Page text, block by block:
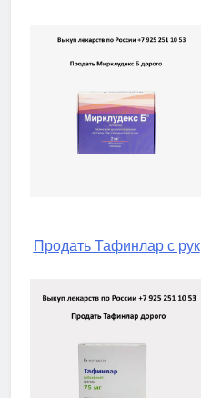
Продать Тафинлар с рук